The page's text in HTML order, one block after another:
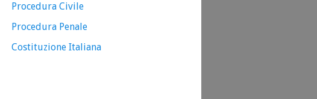
Procedura Civile
Procedura Penale
Costituzione Italiana